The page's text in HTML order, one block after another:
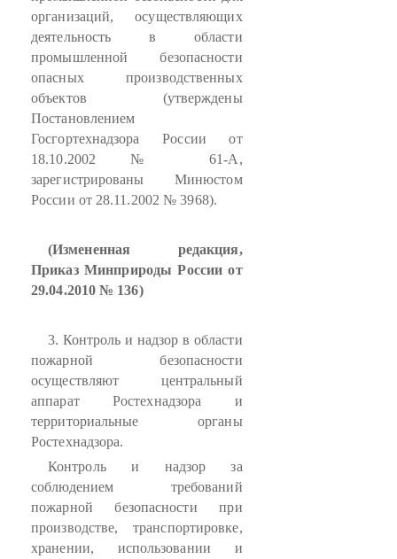
организаций, осуществляющих
деятельность в области
промышленной безопасности
опасных производственных
объектов (утверждены
Постановлением
Госгортехнадзора России от
18.10.2002 № 61-А,
зарегистрированы Минюстом
России от 28.11.2002 № 3968).
(Измененная редакция,
Приказ Минприроды России от
29.04.2010 № 136)
3. Контроль и надзор в области
пожарной безопасности
осуществляют центральный
аппарат Ростехнадзора и
территориальные органы
Ростехнадзора.
Контроль и надзор за
соблюдением требований
пожарной безопасности при
производстве, транспортировке,
хранении, использовании и